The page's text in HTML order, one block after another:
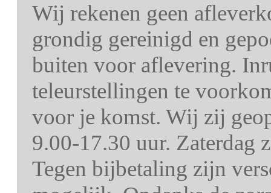
Wij rekenen geen
grondig gereinigd en
buiten voor aflevering.
teleurstellingen te
voor je komst. Wij zij
9.00-17.30 uur. Zaterdag
Tegen bijbetaling zijn